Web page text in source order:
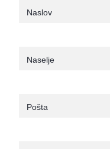
Naslov
Naselje
Pošta